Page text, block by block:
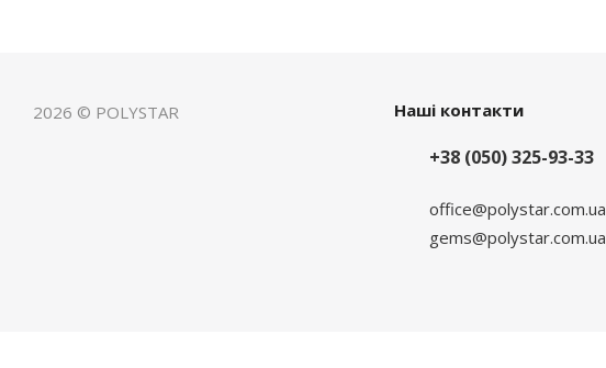
2026 © POLYSTAR Наші контакти
+38 (050) 325-93-33
office@polystar.com.ua
gems@polystar.com.ua